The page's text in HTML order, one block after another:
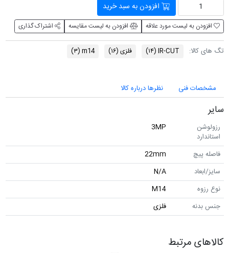
افزودن به سبد خرید
افزودن به لیست مورد علاقه افزودن به لیست مقایسه اشتراک گذاری
تگ های کالا: IR-CUT (۱۴) فلزی (۱۶) m14 (۳)
مشخصات فنی نظرها درباره کالا
سایر
رزولوشن
استاندارد
3MP
فاصله پیچ
22mm
سایز/ابعاد
N/A
نوع رزوه
M14
جنس بدنه
فلزی
کالاهای مرتبط